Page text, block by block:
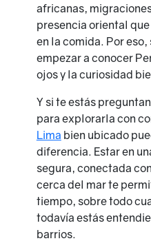
africanas,
presencia oriental
en la comida. Por
empezar a conocer
ojos y la curiosidad
Y si te estás
para explorarla con
Lima bien ubicado
diferencia. Estar en
segura, conectada
cerca del mar te
tiempo, sobre todo
todavía estás
barrios.